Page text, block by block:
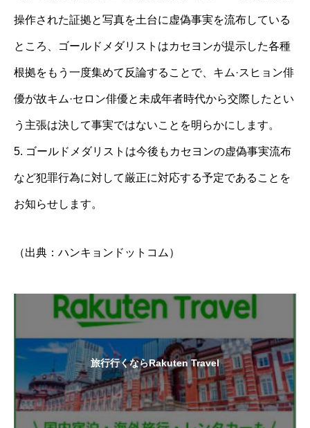
操作された証拠と写真を土台に虚偽事実を流布している
ところ、ゴールドメダリストはカセヨンが提示した各種
根拠をもう一度集めて反論することで、キム·スヒョン俳
優が故キム·セロン俳優と未成年者時代から交際したとい
う主張は決して事実ではないことを明らかにします。
5. ゴールドメダリストは今後もカセヨンの虚偽事実流布
など犯罪行為に対して厳正に対応する予定であることを
お知らせします。
（出典：ハンキョンドットコム）
旅行行くならRakuten Travel